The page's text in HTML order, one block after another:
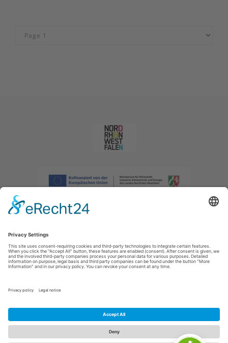
Imprint|Privacy policy|Declaration of accessibility
E: info@sauerland.com
Cookie-Einstellungen